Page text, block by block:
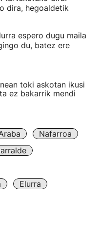
dira, hegoaldetik
espero dugu maila
du, batez ere
toki askotan ikusi
ez bakarrik mendi
Nafarroa
Elurra